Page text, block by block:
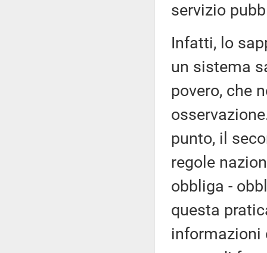
servizio
Infatti, lo
un sistema
povero, che
punto, il
regole
obbliga -
questa
informazioni